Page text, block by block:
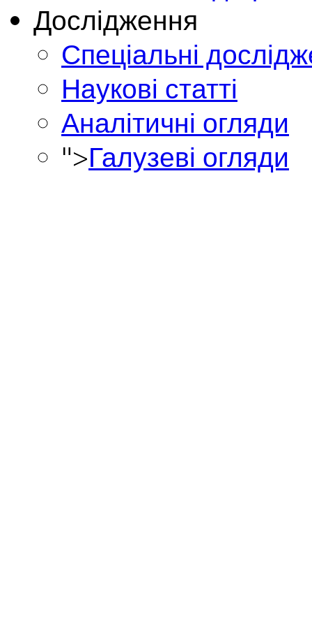
Дослідження
Спеціальні
Наукові статті
Аналітичні огляди
">Галузеві огляди